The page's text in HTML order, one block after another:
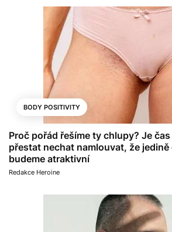
BODY POSITIVITY
Proč pořád řešíme ty chlupy? Je
přestat nechat namlouvat, že
budeme atraktivní
Redakce Heroine